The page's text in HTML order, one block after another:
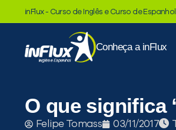
inFlux - Curso de Inglês e Curso de Espanhol
Conheça a inFlux
O que significa
Felipe Tomass 03/11/2017